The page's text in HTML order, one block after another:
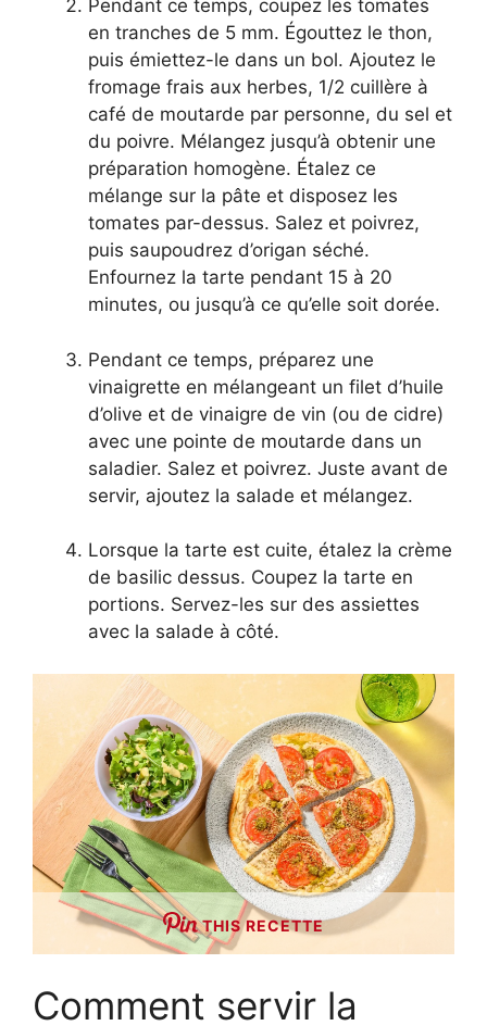
Pendant ce temps, coupez les tomates
en tranches de 5 mm. Égouttez le thon,
puis émiettez-le dans un bol. Ajoutez le
fromage frais aux herbes, 1/2 cuillère à
café de moutarde par personne, du sel et
du poivre. Mélangez jusqu’à obtenir une
préparation homogène. Étalez ce
mélange sur la pâte et disposez les
tomates par-dessus. Salez et poivrez,
puis saupoudrez d’origan séché.
Enfournez la tarte pendant 15 à 20
minutes, ou jusqu’à ce qu’elle soit dorée.
Pendant ce temps, préparez une
vinaigrette en mélangeant un filet d’huile
d’olive et de vinaigre de vin (ou de cidre)
avec une pointe de moutarde dans un
saladier. Salez et poivrez. Juste avant de
servir, ajoutez la salade et mélangez.
Lorsque la tarte est cuite, étalez la crème
de basilic dessus. Coupez la tarte en
portions. Servez-les sur des assiettes
avec la salade à côté.
THIS RECETTE
Comment servir la